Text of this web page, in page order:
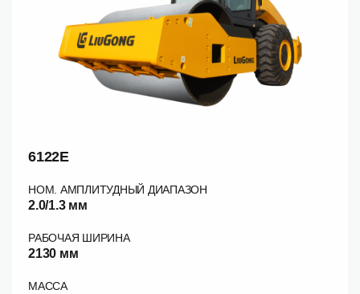
6122E
НОМ. АМПЛИТУДНЫЙ ДИАПАЗОН
2.0/1.3 мм
РАБОЧАЯ ШИРИНА
2130 мм
МАССА